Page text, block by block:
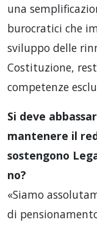
una
burocratici che
sviluppo delle
Costituzione,
competenze
Si deve
mantenere il
sostengono
no?
«Siamo
di